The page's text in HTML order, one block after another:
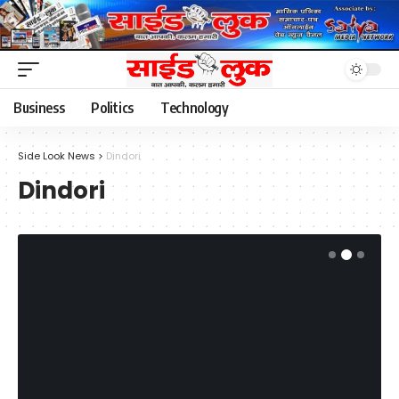
Business Politics Technology
Side Look News > Dindori
Dindori